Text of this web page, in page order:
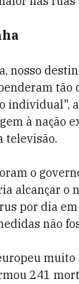
nosso
tão
individual",
à nação
televisão.
o
alcançar o
por dia
não
muito
241